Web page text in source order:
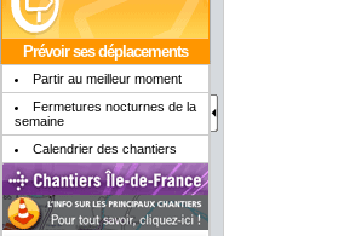
Prévoir ses déplacements
Partir au meilleur moment
Fermetures nocturnes de la
semaine
Calendrier des chantiers